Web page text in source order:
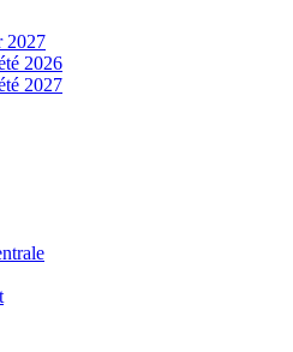
2027
2026
2027